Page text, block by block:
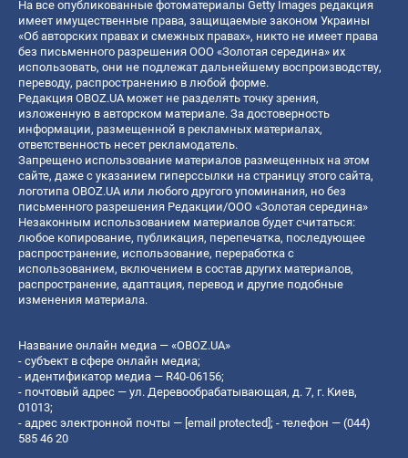
На все опубликованные фотоматериалы Getty Images редакция
имеет имущественные права, защищаемые законом Украины
«Об авторских правах и смежных правах», никто не имеет права
без письменного разрешения ООО «Золотая середина» их
использовать, они не подлежат дальнейшему воспроизводству,
переводу, распространению в любой форме.
Редакция OBOZ.UA может не разделять точку зрения,
изложенную в авторском материале. За достоверность
информации, размещенной в рекламных материалах,
ответственность несет рекламодатель.
Запрещено использование материалов размещенных на этом
сайте, даже с указанием гиперссылки на страницу этого сайта,
логотипа OBOZ.UA или любого другого упоминания, но без
письменного разрешения Редакции/ООО «Золотая середина»
Незаконным использованием материалов будет считаться:
любое копирование, публикация, перепечатка, последующее
распространение, использование, переработка с
использованием, включением в состав других материалов,
распространение, адаптация, перевод и другие подобные
изменения материала.
Название онлайн медиа — «OBOZ.UA»
- субъект в сфере онлайн медиа;
- идентификатор медиа — R40-06156;
- почтовый адрес — ул. Деревообрабатывающая, д. 7, г. Киев,
01013;
- адрес электронной почты — [email protected]; - телефон — (044)
585 46 20